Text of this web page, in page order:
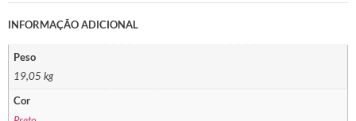
INFORMAÇÃO ADICIONAL
Peso
19,05 kg
Cor